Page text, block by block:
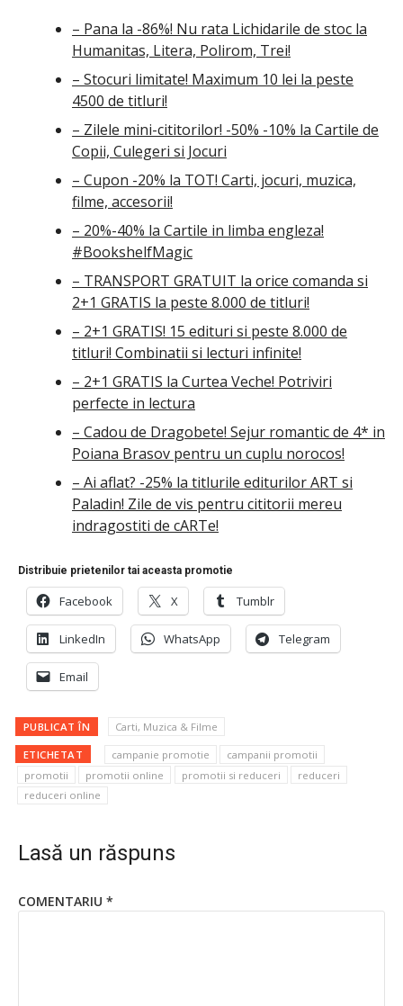
– Pana la -86%! Nu rata Lichidarile de stoc la
Humanitas, Litera, Polirom, Trei!
– Stocuri limitate! Maximum 10 lei la peste
4500 de titluri!
– Zilele mini-cititorilor! -50% -10% la Cartile de
Copii, Culegeri si Jocuri
– Cupon -20% la TOT! Carti, jocuri, muzica,
filme, accesorii!
– 20%-40% la Cartile in limba engleza!
#BookshelfMagic
– TRANSPORT GRATUIT la orice comanda si
2+1 GRATIS la peste 8.000 de titluri!
– 2+1 GRATIS! 15 edituri si peste 8.000 de
titluri! Combinatii si lecturi infinite!
– 2+1 GRATIS la Curtea Veche! Potriviri
perfecte in lectura
– Cadou de Dragobete! Sejur romantic de 4* in
Poiana Brasov pentru un cuplu norocos!
– Ai aflat? -25% la titlurile editurilor ART si
Paladin! Zile de vis pentru cititorii mereu
indragostiti de cARTe!
Distribuie prietenilor tai aceasta promotie
Facebook X Tumblr
LinkedIn WhatsApp Telegram
Email
PUBLICAT ÎN Carti, Muzica & Filme
ETICHETAT campanie promotie
campanii promotii
promotii
promotii online promotii si reduceri
reduceri
reduceri online
Lasă un răspuns
COMENTARIU *